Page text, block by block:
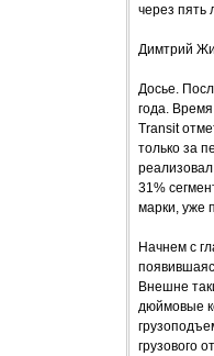
через пять
Димтрий
Досье.
года.
Transit
только за
31%
марки, уже
Начнем с
Внешне
дюймовые
грузового